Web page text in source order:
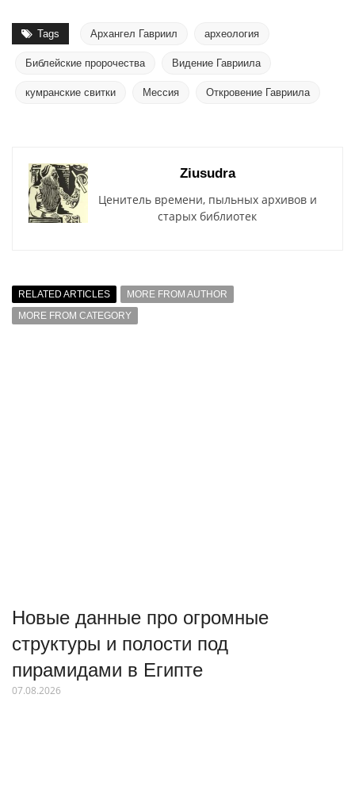
Tags Архангел Гавриил археология
Библейские пророчества Видение Гавриила
кумранские свитки Мессия Откровение Гавриила
Ziusudra
Ценитель времени, пыльных архивов и
старых библиотек
RELATED ARTICLES
MORE FROM AUTHOR
MORE FROM CATEGORY
Новые данные про огромные
структуры и полости под
пирамидами в Египте
07.08.2026